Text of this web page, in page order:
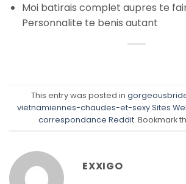
Moi batirais complet aupres te
Personnalite te benis autant
This entry was posted in
vietnamiennes-chaudes-et-sexy Sites
correspondance Reddit. Bookmark
EXXIGO